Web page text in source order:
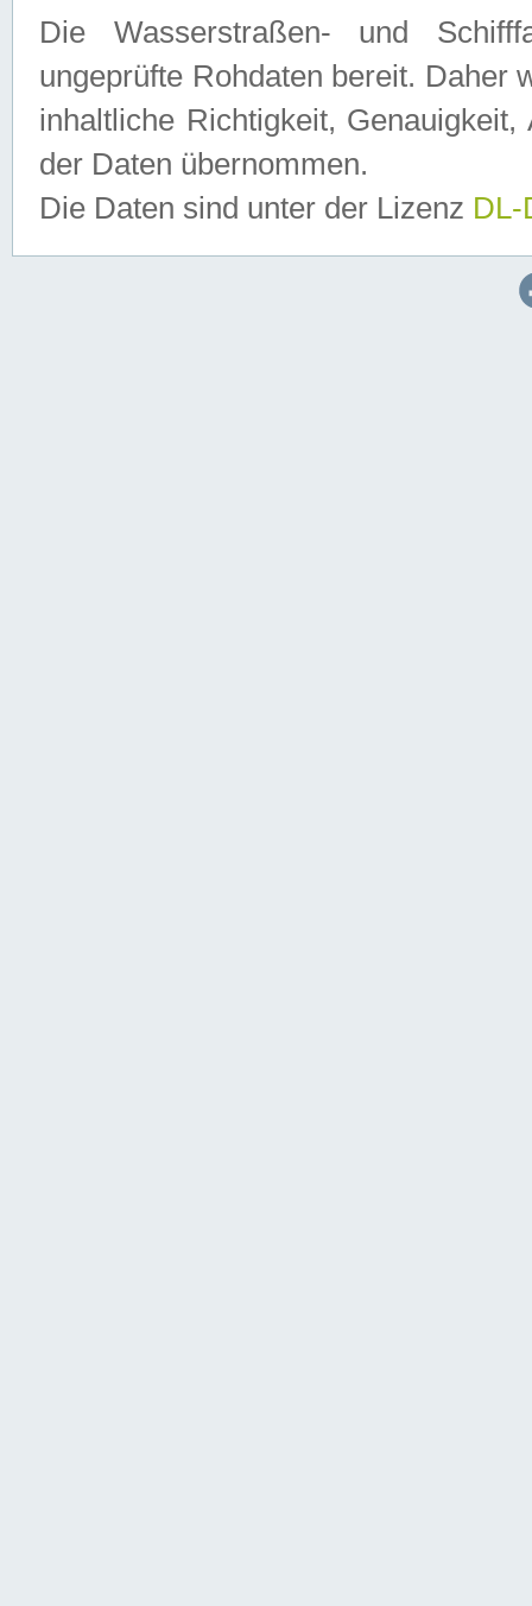
Die Wasserstraßen- und
ungeprüfte Rohdaten bereit. Daher
inhaltliche Richtigkeit,
der Daten übernommen.
Die Daten sind unter der Lizenz